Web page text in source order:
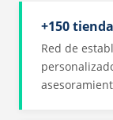
+150
Red de